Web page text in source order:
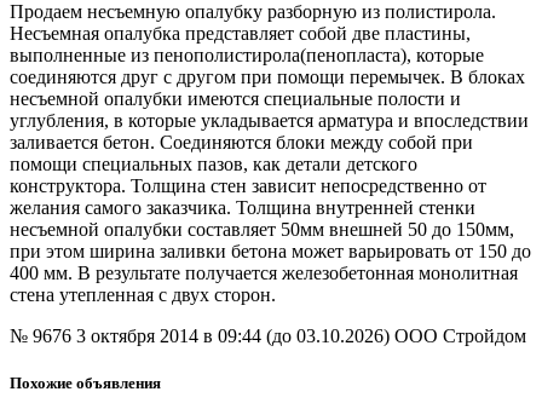
Продаем несъемную опалубку разборную из полистирола.
Несъемная опалубка представляет собой две пластины,
выполненные из пенополистирола(пенопласта), которые
соединяются друг с другом при помощи перемычек. В блоках
несъемной опалубки имеются специальные полости и
углубления, в которые укладывается арматура и впоследствии
заливается бетон. Соединяются блоки между собой при
помощи специальных пазов, как детали детского
конструктора. Толщина стен зависит непосредственно от
желания самого заказчика. Толщина внутренней стенки
несъемной опалубки составляет 50мм внешней 50 до 150мм,
при этом ширина заливки бетона может варьировать от 150 до
400 мм. В результате получается железобетонная монолитная
стена утепленная с двух сторон.
№ 9676 3 октября 2014 в 09:44 (до 03.10.2026) ООО Стройдом
Похожие объявления